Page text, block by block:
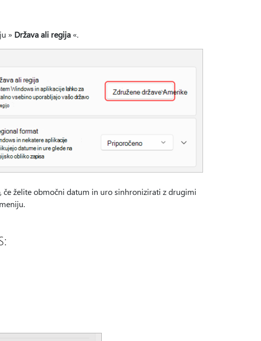
» Država ali regija «.
, če želite območni datum in uro sinhronizirati z drugimi